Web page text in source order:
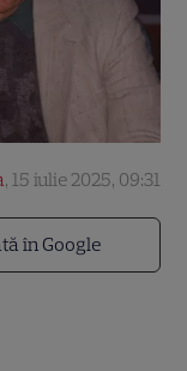
în Google
, 15 iulie 2025, 09:31